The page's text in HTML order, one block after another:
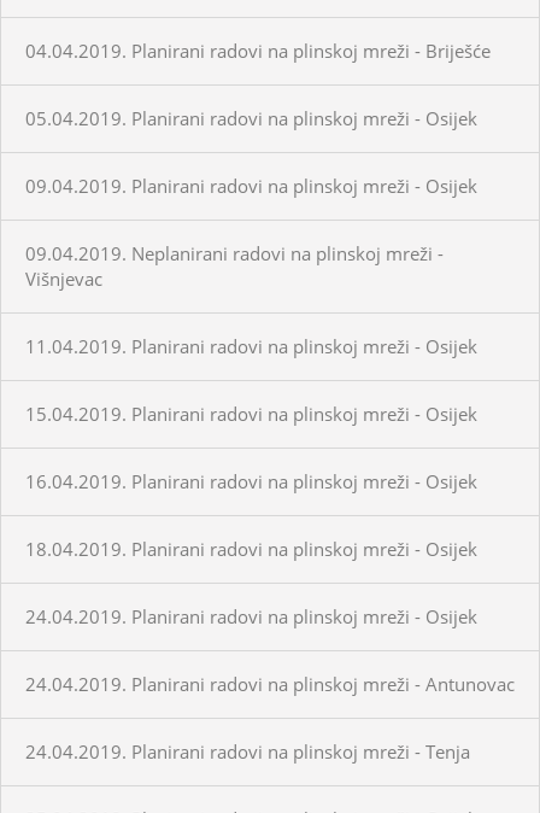
04.04.2019. Planirani radovi na plinskoj mreži - Briješće
05.04.2019. Planirani radovi na plinskoj mreži - Osijek
09.04.2019. Planirani radovi na plinskoj mreži - Osijek
09.04.2019. Neplanirani radovi na plinskoj mreži -
Višnjevac
11.04.2019. Planirani radovi na plinskoj mreži - Osijek
15.04.2019. Planirani radovi na plinskoj mreži - Osijek
16.04.2019. Planirani radovi na plinskoj mreži - Osijek
18.04.2019. Planirani radovi na plinskoj mreži - Osijek
24.04.2019. Planirani radovi na plinskoj mreži - Osijek
24.04.2019. Planirani radovi na plinskoj mreži - Antunovac
24.04.2019. Planirani radovi na plinskoj mreži - Tenja